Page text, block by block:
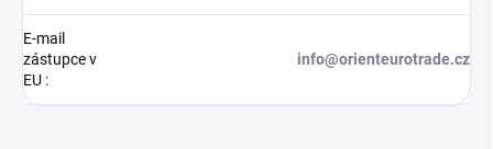
E-mail
zástupce v
EU :
info@orienteurotrade.cz